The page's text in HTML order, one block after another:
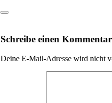
Schreibe einen Kommentar
Deine E-Mail-Adresse wird nicht